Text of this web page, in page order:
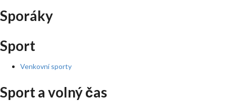
Sporáky
Sport
Venkovní sporty
Sport a volný čas